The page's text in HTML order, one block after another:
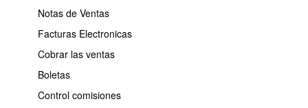
Notas de Ventas
Facturas Electronicas
Cobrar las ventas
Boletas
Control comisiones